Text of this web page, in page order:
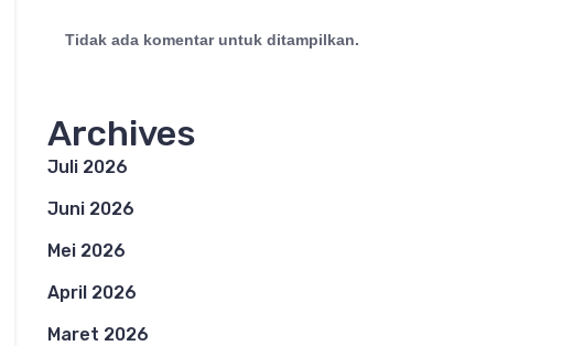
Tidak ada komentar untuk ditampilkan.
Archives
Juli 2026
Juni 2026
Mei 2026
April 2026
Maret 2026